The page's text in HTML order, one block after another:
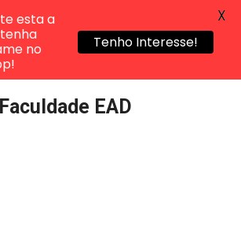
Faculdade EAD
esta a
no
Tenho Interesse!
X